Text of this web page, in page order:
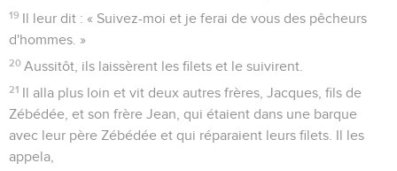
19 Il leur dit : « Suivez-moi et je ferai de vous des pêcheurs
d'hommes. »
20 Aussitôt, ils laissèrent les filets et le suivirent.
21 Il alla plus loin et vit deux autres frères, Jacques, fils de
Zébédée, et son frère Jean, qui étaient dans une barque
avec leur père Zébédée et qui réparaient leurs filets. Il les
appela,